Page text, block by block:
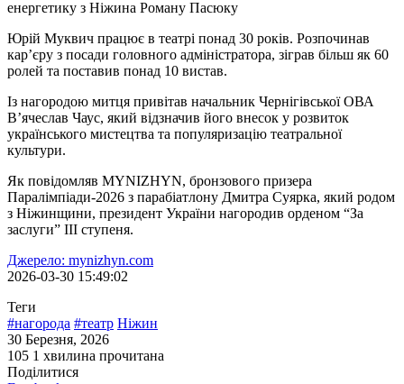
енергетику з Ніжина Роману Пасюку
Юрій Муквич працює в театрі понад 30 років. Розпочинав
кар’єру з посади головного адміністратора, зіграв більш як 60
ролей та поставив понад 10 вистав.
Із нагородою митця привітав начальник Чернігівської ОВА
В’ячеслав Чаус, який відзначив його внесок у розвиток
українського мистецтва та популяризацію театральної
культури.
Як повідомляв MYNIZHYN, бронзового призера
Паралімпіади-2026 з парабіатлону Дмитра Суярка, який родом
з Ніжинщини, президент України нагородив орденом “За
заслуги” ІІІ ступеня.
Джерело: mynizhyn.com
2026-03-30 15:49:02
Теги
#нагорода #театр Ніжин
30 Березня, 2026
105 1 хвилина прочитана
Поділитися